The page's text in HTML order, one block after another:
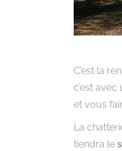
C’est la
c’est
et vous
La
tiendra le